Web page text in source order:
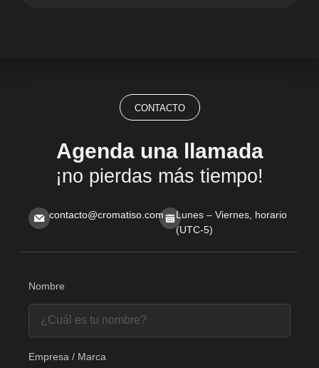
CONTACTO
Agenda una llamada
¡no pierdas más tiempo!
contacto@cromatiso.com
Lunes – Viernes, horario
(UTC-5)
Nombre
Empresa / Marca